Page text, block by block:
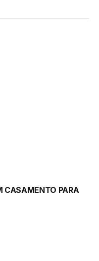
CASAMENTO PARA